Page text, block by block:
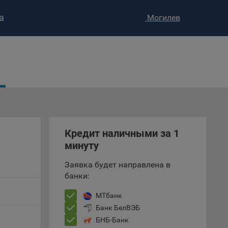
–
Могилев
Кредит наличными за 1
минуту
Заявка будет направлена в
банки:
МТбанк
Банк БелВЭБ
БНБ-Банк